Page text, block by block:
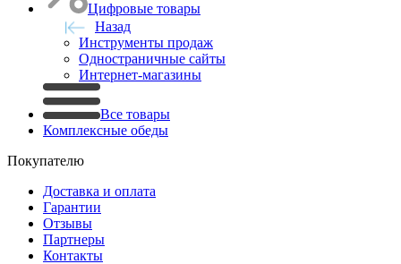
Цифровые товары
Назад
Инструменты продаж
Одностраничные сайты
Интернет-магазины
Все товары
Комплексные обеды
Покупателю
Доставка и оплата
Гарантии
Отзывы
Партнеры
Контакты